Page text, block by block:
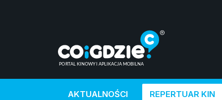
AKTUALNOŚCI REPERTUAR KIN